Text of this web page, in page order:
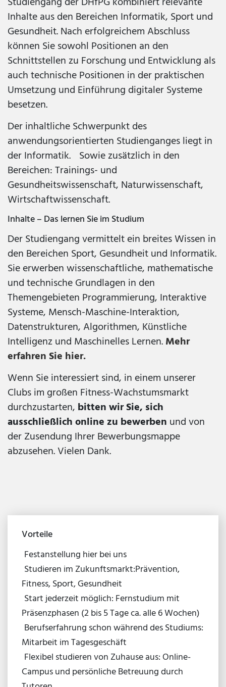
Inhalte aus den Bereichen Informatik, Sport und
Gesundheit. Nach erfolgreichem Abschluss
können Sie sowohl Positionen an den
Schnittstellen zu Forschung und Entwicklung als
auch technische Positionen in der praktischen
Umsetzung und Einführung digitaler Systeme
besetzen.
Der inhaltliche Schwerpunkt des
anwendungsorientierten Studienganges liegt in
der Informatik. Sowie zusätzlich in den
Bereichen: Trainings- und
Gesundheitswissenschaft, Naturwissenschaft,
Wirtschaftwissenschaft.
Inhalte – Das lernen Sie im Studium
Der Studiengang vermittelt ein breites Wissen in
den Bereichen Sport, Gesundheit und Informatik.
Sie erwerben wissenschaftliche, mathematische
und technische Grundlagen in den
Themengebieten Programmierung, Interaktive
Systeme, Mensch-Maschine-Interaktion,
Datenstrukturen, Algorithmen, Künstliche
Intelligenz und Maschinelles Lernen. Mehr
erfahren Sie hier.
Wenn Sie interessiert sind, in einem unserer
Clubs im großen Fitness-Wachstumsmarkt
durchzustarten, bitten wir Sie, sich
ausschließlich online zu bewerben und von
der Zusendung Ihrer Bewerbungsmappe
abzusehen. Vielen Dank.
Vorteile
Festanstellung hier bei uns
Studieren im Zukunftsmarkt:Prävention,
Fitness, Sport, Gesundheit
Start jederzeit möglich: Fernstudium mit
Präsenzphasen (2 bis 5 Tage ca. alle 6 Wochen)
Berufserfahrung schon während des Studiums:
Mitarbeit im Tagesgeschäft
Flexibel studieren von Zuhause aus: Online-
Campus und persönliche Betreuung durch